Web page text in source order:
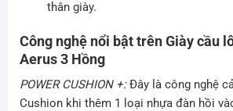
thân giày.
Công nghệ nổi bật trên Giày cầu
Aerus 3 Hồng
POWER CUSHION +:Đây là công nghệ
Cushion khi thêm 1 loại nhựa đàn hồi